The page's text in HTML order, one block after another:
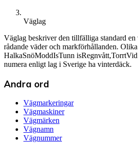
Väglag
Väglag beskriver den tillfälliga standard en
rådande väder och markförhållanden.
HalkaSnöModdIsTunn
numera enligt lag i Sverige ha vinterdäck.
Andra ord
Vägmarkeringar
Vägmaskiner
Vägmärken
Vägnamn
Vägnummer